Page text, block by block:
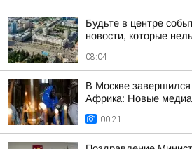
Будьте в центре
новости, которые
08:04
В Москве завершился
Африка: Новые
00:21